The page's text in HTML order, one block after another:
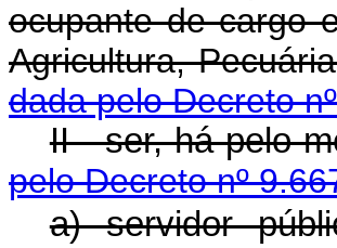
ocupante de cargo
Agricultura,
dada pelo Decreto
II - ser, há
pelo Decreto nº
a) servidor